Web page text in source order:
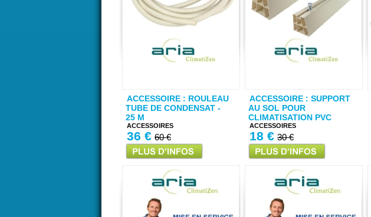
ACCESSOIRE : ROULEAU
TUBE DE CONDENSAT -
25 M
ACCESSOIRES
36 € 60 €
ACCESSOIRE : SUPPORT
AU SOL POUR
CLIMATISATION PVC
ACCESSOIRES
18 € 30 €